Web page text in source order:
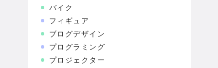
バイク
フィギュア
ブログデザイン
プログラミング
プロジェクター